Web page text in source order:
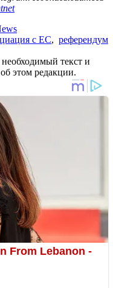
с ЕС, референдум
текст и
этом редакции.